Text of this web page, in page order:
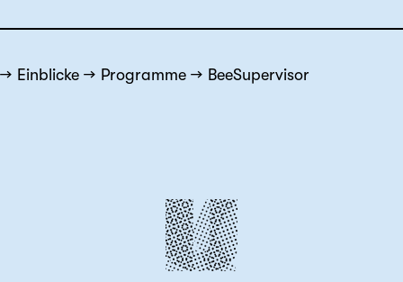
Einblicke Programme BeeSupervisor